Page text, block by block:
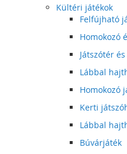
Kültéri játékok
Felfújható
Homokozó
Játszótér
Lábbal
Homokozó
Kerti
Lábbal
Búvárjáték